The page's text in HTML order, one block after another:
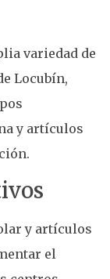
variedad de
Locubín,
y artículos
y artículos
el